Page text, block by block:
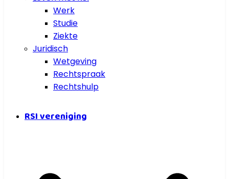
Werk
Studie
Ziekte
Juridisch
Wetgeving
Rechtspraak
Rechtshulp
RSI vereniging